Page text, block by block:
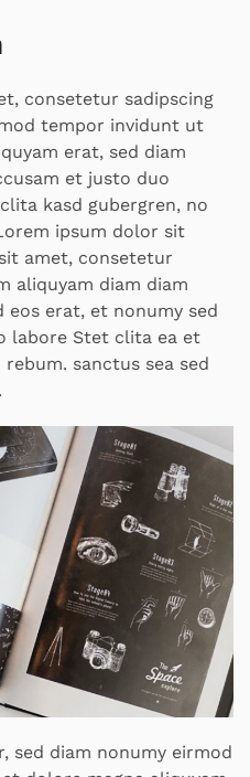
consetetur sadipscing
tempor invidunt ut
erat, sed diam
et justo duo
kasd gubergren, no
ipsum dolor sit
amet, consetetur
aliquyam diam diam
erat, et nonumy sed
labore Stet clita ea et
sanctus sea sed
sed diam nonumy eirmod